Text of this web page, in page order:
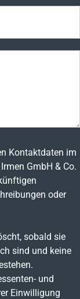
Kontaktdaten im
GmbH & Co.
oder
sobald sie
sind und keine
und
Einwilligung